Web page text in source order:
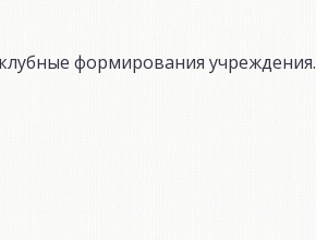
формирования учреждения.